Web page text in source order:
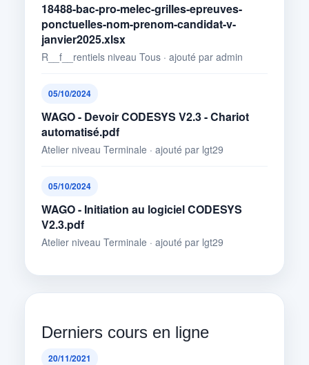
18488-bac-pro-melec-grilles-epreuves-
ponctuelles-nom-prenom-candidat-v-
janvier2025.xlsx
R__f__rentiels niveau Tous · ajouté par admin
05/10/2024
WAGO - Devoir CODESYS V2.3 - Chariot
automatisé.pdf
Atelier niveau Terminale · ajouté par lgt29
05/10/2024
WAGO - Initiation au logiciel CODESYS
V2.3.pdf
Atelier niveau Terminale · ajouté par lgt29
Derniers cours en ligne
20/11/2021